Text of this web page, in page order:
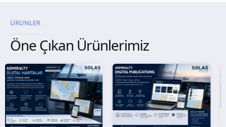
ÜRÜNLER
Öne Çıkan Ürünlerimiz
Kağıt Harita